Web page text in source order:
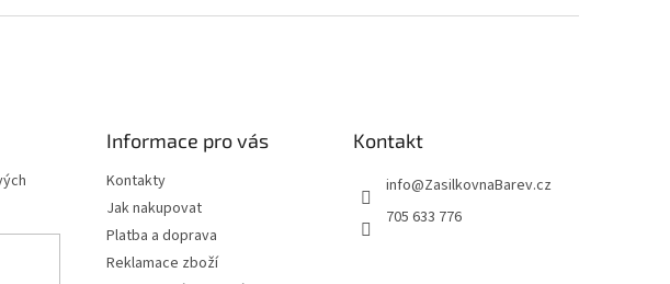
Informace pro vás
Kontakty
Jak nakupovat
Platba a doprava
Reklamace zboží
Kontakt
info@ZasilkovnaBarev.cz
705 633 776